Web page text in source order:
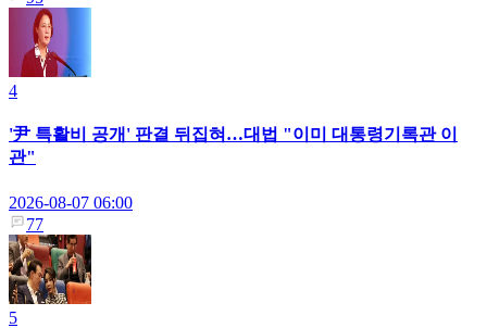
4
'尹 특활비 공개' 판결 뒤집혀…대법 "이미 대통령기록관 이
관"
2026-08-07 06:00
77
5